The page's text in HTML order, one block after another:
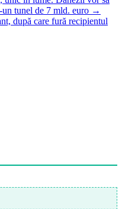
un tunel de 7 mld. euro →
după care fură recipientul